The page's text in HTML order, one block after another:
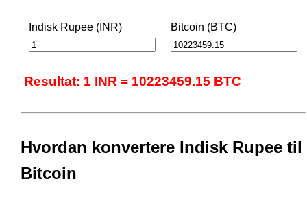
Indisk Rupee (INR) Bitcoin (BTC)
Resultat: 1 INR = 10223459.15 BTC
Hvordan konvertere Indisk Rupee til
Bitcoin